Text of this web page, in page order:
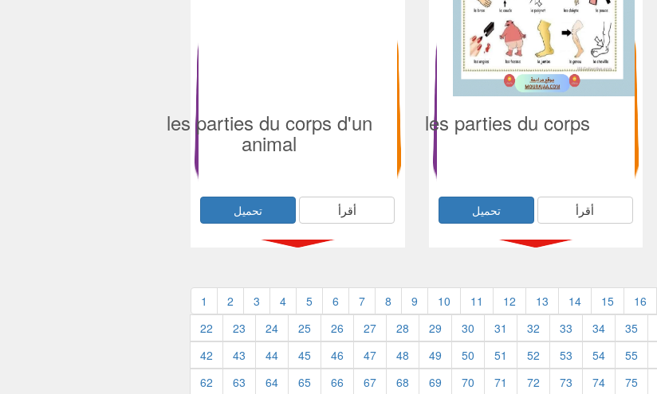
les parties du corps d'un
animal
أقرأ تحميل
les parties du corps
أقرأ تحميل
1 2 3 4 5 6 7 8 9 10 11 12 13 14 15 16
22
23 24 25 26 27 28 29 30 31 32 33 34 35
42
43 44 45 46 47 48 49 50 51 52 53 54 55
62
63 64 65 66 67 68 69 70 71 72 73 74 75